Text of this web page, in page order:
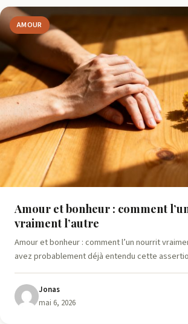
AMOUR
Amour et bonheur : comment
vraiment l’autre
Amour et bonheur : comment l’un nourrit
avez probablement déjà entendu cette
Jonas
mai 6, 2026